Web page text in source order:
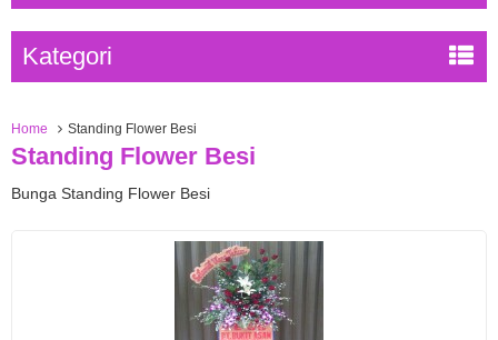
Kategori
Home Standing Flower Besi
Standing Flower Besi
Bunga Standing Flower Besi